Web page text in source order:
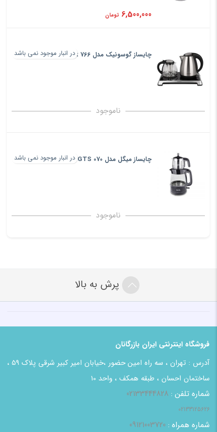
6,500,000 تومان
چایساز گوسونیک مدل Gst 766 در انبار موجود نمی باشد
ناموجود
چایساز میگل مدل GTS 070 در انبار موجود نمی باشد
ناموجود
پرش به بالا
فروشگاه اینترنتی ایران بازرگانان
آدرس : تهران ، سه راه امین حضور ،خیابان امیر کبیر شرقی پلاک 59 ،
ساختمان احسان ، طبقه همکف ، واحد 10
شماره تلفن : 02133444828
02133125626
شماره همراه : 09121003720